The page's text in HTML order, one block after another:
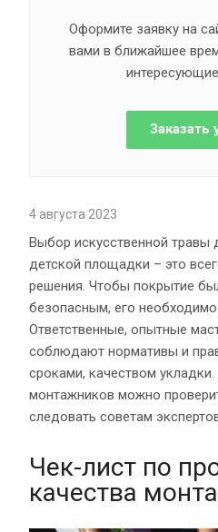
Оформите заявку на
вами в ближайшее
Заказать
4 августа 2023
Выбор искусственной травы
детской площадки – это
решения. Чтобы покрытие
безопасным, его необходимо
Ответственные, опытные
соблюдают нормативы и
сроками, качеством
монтажников можно
следовать советам
Чек-лист по
качества